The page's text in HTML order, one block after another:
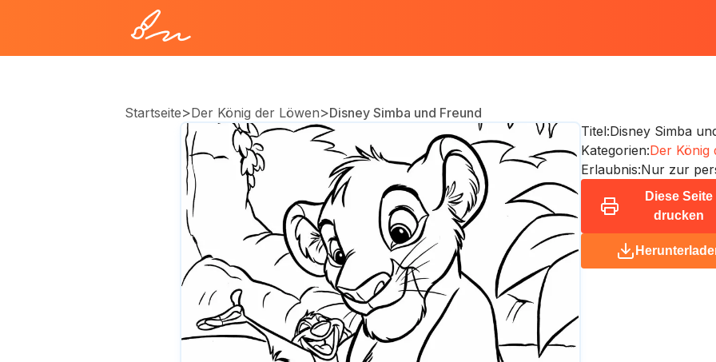
Startseite>Der König der Löwen>Disney Simba und Freund
Titel:Disney Simba
Kategorien:Der König
Erlaubnis:Nur zur
Diese Seite
drucken